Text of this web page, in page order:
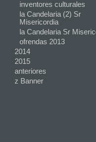
inventores culturales
la Candelaria (2) Sr
Misericordia
la Candelaria Sr
ofrendas 2013
2014
2015
anteriores
z Banner